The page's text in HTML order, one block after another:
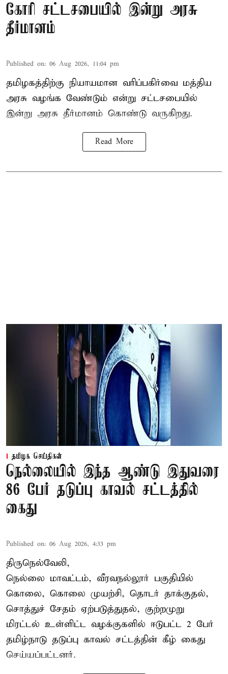
கோரி சட்டசபையில் இன்று அரசு
தீர்மானம்
Published on: 06 Aug 2026, 11:04 pm
தமிழகத்திற்கு நியாயமான வரிப்பகிர்வை மத்திய
அரசு வழங்க வேண்டும் என்று சட்டசபையில்
இன்று அரசு தீர்மானம் கொண்டு வருகிறது.
Read More
தமிழக செய்திகள்
நெல்லையில் இந்த ஆண்டு இதுவரை
86 பேர் தடுப்பு காவல் சட்டத்தில்
கைது
Published on: 06 Aug 2026, 4:33 pm
திருநெல்வேலி,
நெல்லை மாவட்டம், வீரவநல்லூர் பகுதியில்
கொலை, கொலை முயற்சி, தொடர் தாக்குதல்,
சொத்துச் சேதம் ஏற்படுத்துதல், குற்றமுறு
மிரட்டல் உள்ளிட்ட வழக்குகளில் ஈடுபட்ட 2 பேர்
தமிழ்நாடு தடுப்பு காவல் சட்டத்தின் கீழ் கைது
செய்யப்பட்டனர்.